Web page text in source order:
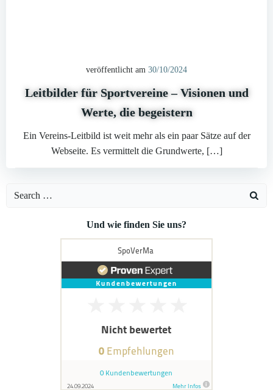
veröffentlicht am 30/10/2024
Leitbilder für Sportvereine – Visionen und
Werte, die begeistern
Ein Vereins-Leitbild ist weit mehr als ein paar Sätze auf der
Webseite. Es vermittelt die Grundwerte, […]
Search
Und wie finden Sie uns?